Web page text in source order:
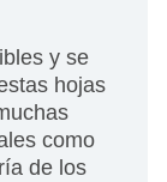
y se
hojas
como
de los